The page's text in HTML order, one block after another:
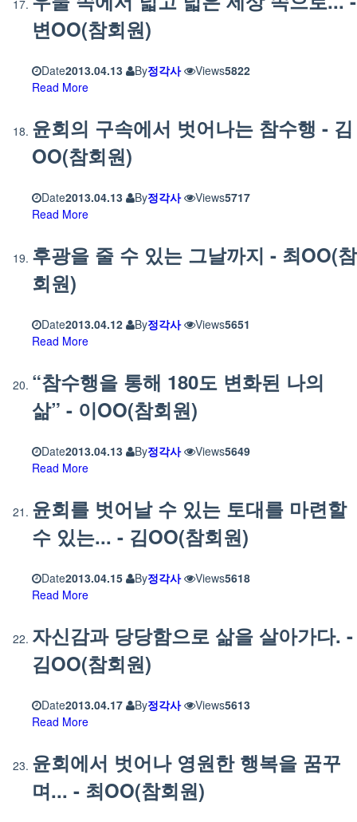
변OO(참회원)
Date2013.04.13 By정각사 Views5822
Read More
윤회의 구속에서 벗어나는 참수행 - 김
OO(참회원)
Date2013.04.13 By정각사 Views5717
Read More
후광을 줄 수 있는 그날까지 - 최OO(참
회원)
Date2013.04.12 By정각사 Views5651
Read More
“참수행을 통해 180도 변화된 나의
삶” - 이OO(참회원)
Date2013.04.13 By정각사 Views5649
Read More
윤회를 벗어날 수 있는 토대를 마련할
수 있는... - 김OO(참회원)
Date2013.04.15 By정각사 Views5618
Read More
자신감과 당당함으로 삶을 살아가다. -
김OO(참회원)
Date2013.04.17 By정각사 Views5613
Read More
윤회에서 벗어나 영원한 행복을 꿈꾸
며... - 최OO(참회원)